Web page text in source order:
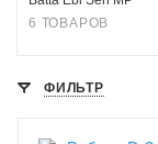
6 ТОВАРОВ
ФИЛЬТР